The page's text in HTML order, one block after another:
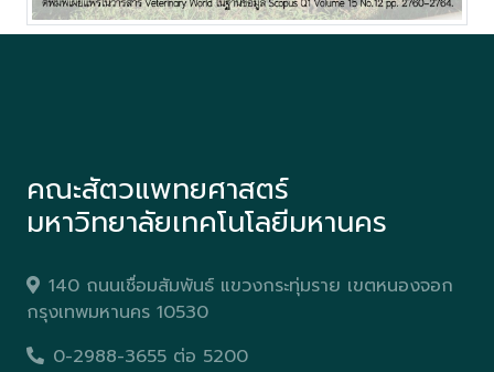
คณะสัตวแพทยศาสตร์
มหาวิทยาลัยเทคโนโลยีมหานคร
140 ถนนเชื่อมสัมพันธ์ แขวงกระทุ่มราย เขตหนองจอก
กรุงเทพมหานคร 10530
0-2988-3655 ต่อ 5200